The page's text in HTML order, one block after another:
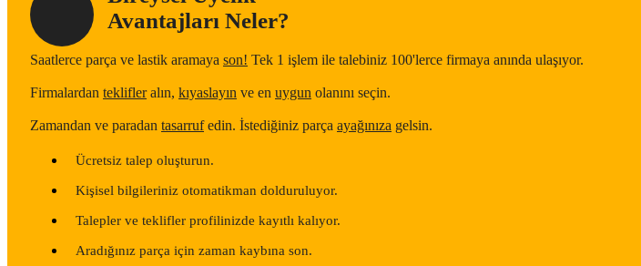
Avantajları Neler?
Saatlerce parça ve lastik aramaya son! Tek 1 işlem ile talebiniz 100'lerce firmaya anında ulaşıyor.
Firmalardan teklifleralın, kıyaslayın ve en uygun olanını seçin.
Zamandan ve paradan tasarrufedin. İstediğiniz parça ayağınıza gelsin.
Ücretsiz talep oluşturun.
Kişisel bilgileriniz otomatikman dolduruluyor.
Talepler ve teklifler profilinizde kayıtlı kalıyor.
Aradığınız parça için zaman kaybına son.